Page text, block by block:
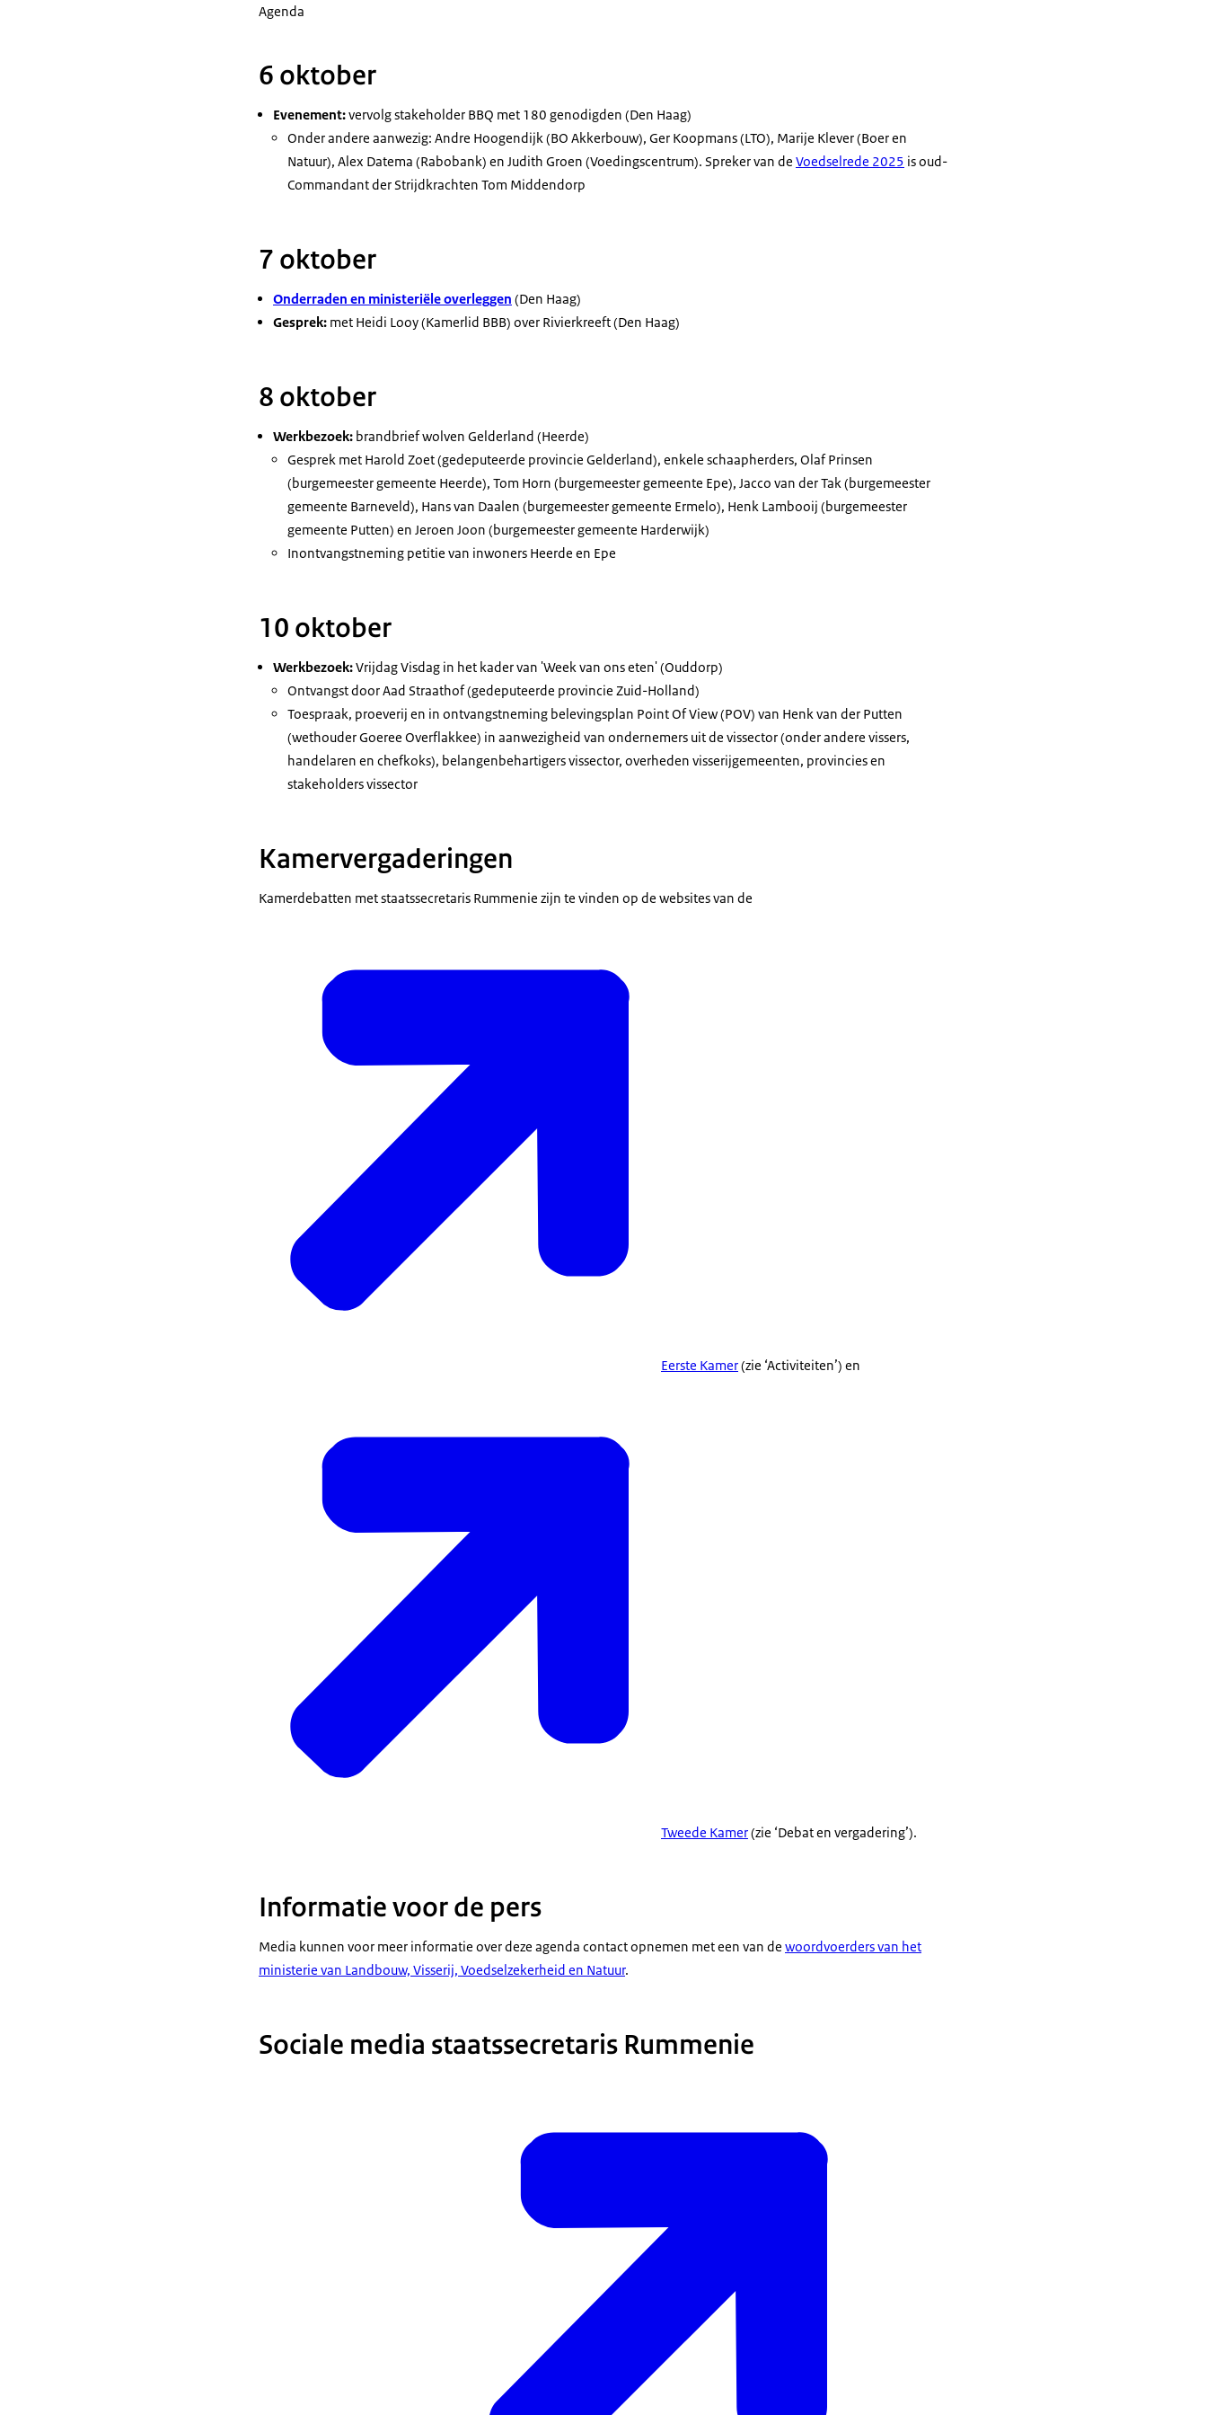
Agenda
6 oktober
Evenement:vervolg stakeholder BBQ met 180 genodigden (Den Haag)
Onder andere aanwezig: Andre Hoogendijk (BO Akkerbouw), Ger Koopmans (LTO), Marije Klever (Boer en
Natuur), Alex Datema (Rabobank) en Judith Groen (Voedingscentrum). Spreker van de Voedselrede 2025 is oud-
Commandant der Strijdkrachten Tom Middendorp
7 oktober
Onderraden en ministeriële overleggen (Den Haag)
Gesprek: met Heidi Looy (Kamerlid BBB) over Rivierkreeft (Den Haag)
8 oktober
Werkbezoek: brandbrief wolven Gelderland (Heerde)
Gesprek met Harold Zoet (gedeputeerde provincie Gelderland), enkele schaapherders, Olaf Prinsen
(burgemeester gemeente Heerde), Tom Horn (burgemeester gemeente Epe), Jacco van der Tak (burgemeester
gemeente Barneveld), Hans van Daalen (burgemeester gemeente Ermelo), Henk Lambooij (burgemeester
gemeente Putten) en Jeroen Joon (burgemeester gemeente Harderwijk)
Inontvangstneming petitie van inwoners Heerde en Epe
10 oktober
Werkbezoek:Vrijdag Visdag in het kader van 'Week van ons eten' (Ouddorp)
Ontvangst door Aad Straathof (gedeputeerde provincie Zuid-Holland)
Toespraak, proeverij en in ontvangstneming belevingsplan Point Of View(POV) van Henk van der Putten
(wethouder Goeree Overflakkee) in aanwezigheid van ondernemers uit de vissector (onder andere vissers,
handelaren en chefkoks), belangenbehartigers vissector, overheden visserijgemeenten, provincies en
stakeholders vissector
Kamervergaderingen
Kamerdebatten met staatssecretaris Rummenie zijn te vinden op de websites van de
Eerste Kamer(zie ‘Activiteiten’) en
Tweede Kamer(zie ‘Debat en vergadering’).
Informatie voor de pers
Media kunnen voor meer informatie over deze agenda contact opnemen met een van de woordvoerders van het
ministerie van Landbouw, Visserij, Voedselzekerheid en Natuur.
Sociale media staatssecretaris Rummenie